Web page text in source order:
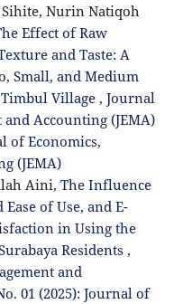
Nurin Natiqoh
Effect of Raw
and Taste: A
Small, and Medium
Village , Journal
Accounting (JEMA)
of Economics,
(JEMA)
Aini, The Influence
of Use, and E-
in Using the
Residents ,
and
01 (2025): Journal of